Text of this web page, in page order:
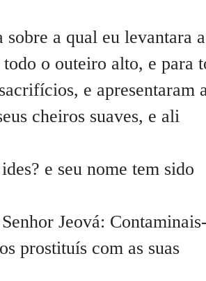
a qual eu levantara a
o outeiro alto, e para
e apresentaram
cheiros suaves, e ali
e seu nome tem sido
Jeová:
prostituís com as suas